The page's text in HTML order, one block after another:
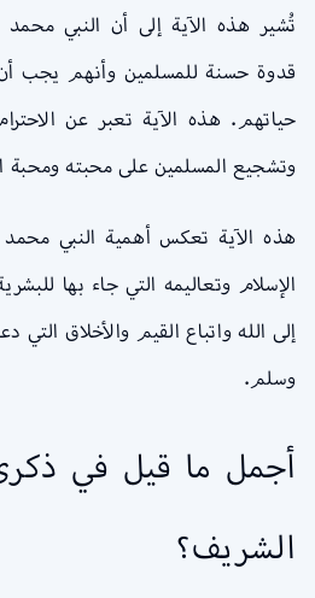
تُشير هذه الآية إلى أن النبي
قدوة حسنة للمسلمين وأنهم يجب أن
حياتهم. هذه الآية تعبر عن
وتشجيع المسلمين على محبته ومحبة
هذه الآية تعكس أهمية النبي
الإسلام وتعاليمه التي جاء بها
إلى الله واتباع القيم والأخلاق التي
وسلم.
أجمل ما قيل في
الشريف؟